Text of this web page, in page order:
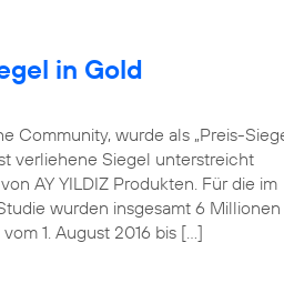
in Gold
Community, wurde als „Preis-
verliehene Siegel unterstreicht
AY YILDIZ Produkten. Für die im
wurden insgesamt 6 Millionen
1. August 2016 bis […]